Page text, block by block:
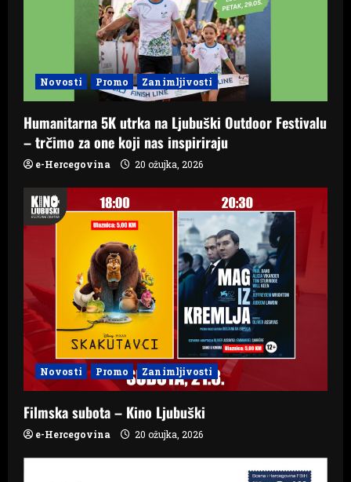
n
Novosti Promo Zanimljivosti
Humanitarna 5K utrka na Ljubuški Outdoor Festivalu
– trčimo za one koji nas inspiriraju
e-Hercegovina 20 ožujka, 2026
Novosti Promo Zanimljivosti
Filmska subota – Kino Ljubuški
e-Hercegovina 20 ožujka, 2026